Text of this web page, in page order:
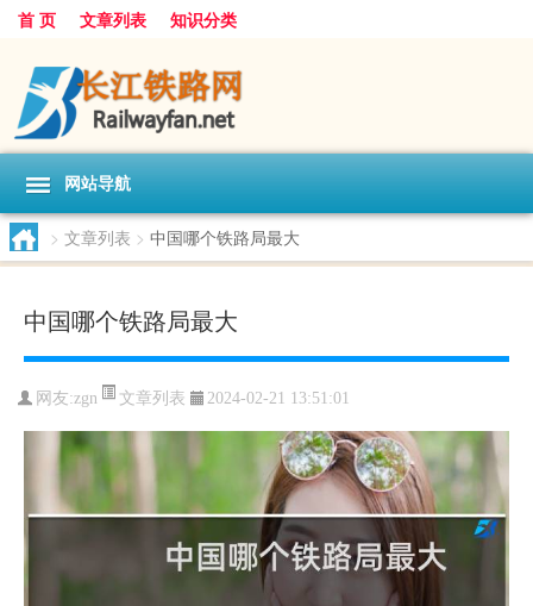
首 页 文章列表 知识分类
网站导航
> 文章列表 > 中国哪个铁路局最大
中国哪个铁路局最大
网友:zgn 文章列表 2024-02-21 13:51:01